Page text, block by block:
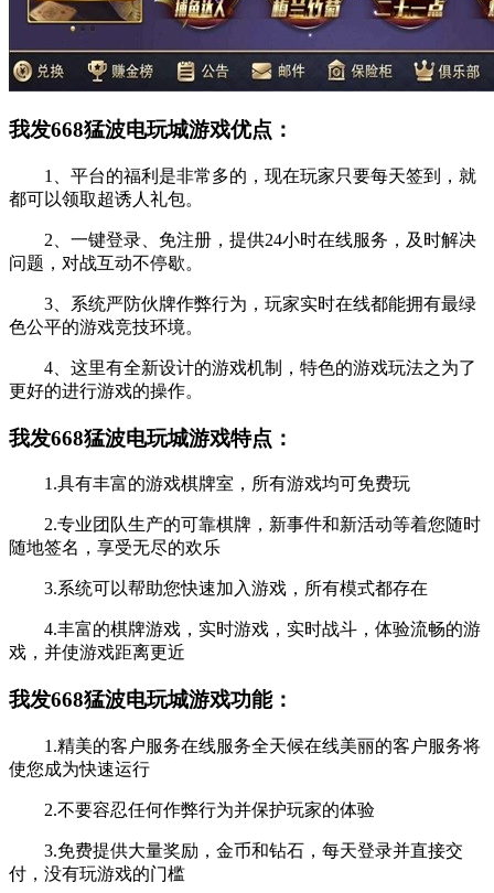
我发668猛波电玩城游戏优点：
1、平台的福利是非常多的，现在玩家只要每天签到，就
都可以领取超诱人礼包。
2、一键登录、免注册，提供24小时在线服务，及时解决
问题，对战互动不停歇。
3、系统严防伙牌作弊行为，玩家实时在线都能拥有最绿
色公平的游戏竞技环境。
4、这里有全新设计的游戏机制，特色的游戏玩法之为了
更好的进行游戏的操作。
我发668猛波电玩城游戏特点：
1.具有丰富的游戏棋牌室，所有游戏均可免费玩
2.专业团队生产的可靠棋牌，新事件和新活动等着您随时
随地签名，享受无尽的欢乐
3.系统可以帮助您快速加入游戏，所有模式都存在
4.丰富的棋牌游戏，实时游戏，实时战斗，体验流畅的游
戏，并使游戏距离更近
我发668猛波电玩城游戏功能：
1.精美的客户服务在线服务全天候在线美丽的客户服务将
使您成为快速运行
2.不要容忍任何作弊行为并保护玩家的体验
3.免费提供大量奖励，金币和钻石，每天登录并直接交
付，没有玩游戏的门槛